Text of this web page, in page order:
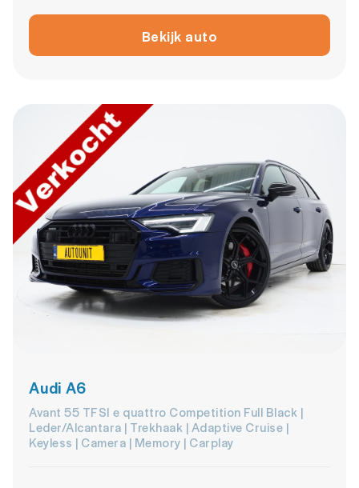
Bekijk auto
Audi A6
Avant 55 TFSI e quattro Competition Full Black |
Leder/Alcantara | Trekhaak | Adaptive Cruise |
Keyless | Camera | Memory | Carplay